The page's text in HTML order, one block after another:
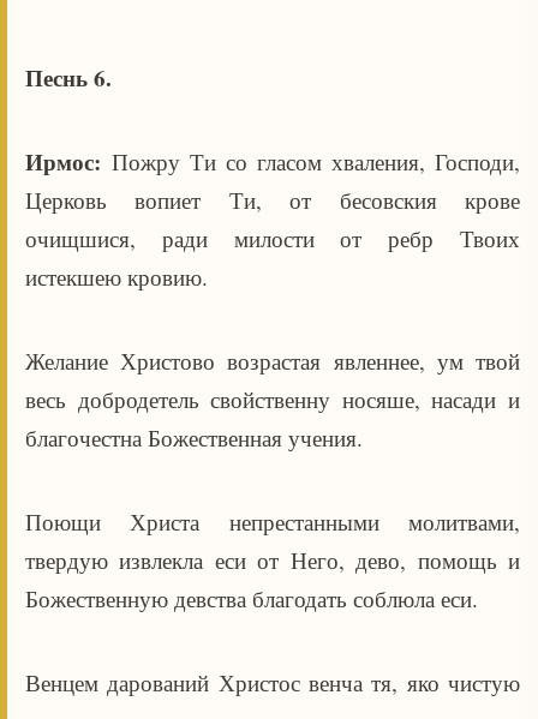
Песнь 6.
Ирмос: Пожру Ти со гласом хваления, Господи,
Церковь вопиет Ти, от бесовския крове
очищшися, ради милости от ребр Твоих
истекшею кровию.
Желание Христово возрастая явленнее, ум твой
весь добродетель свойственну носяше, насади и
благочестна Божественная учения.
Поющи Христа непрестанными молитвами,
твердую извлекла еси от Него, дево, помощь и
Божественную девства благодать соблюла еси.
Венцем дарований Христос венча тя, яко чистую